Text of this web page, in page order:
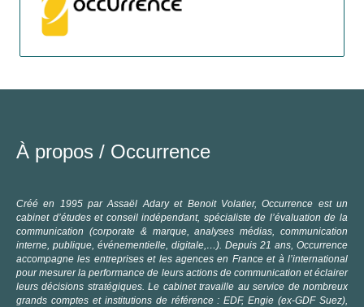
À propos / Occurrence
Créé en 1995 par Assaël Adary et Benoit Volatier, Occurrence est un
cabinet d’études et conseil indépendant, spécialiste de l’évaluation de la
communication (corporate & marque, analyses médias, communication
interne, publique, événementielle, digitale,…). Depuis 21 ans, Occurrence
accompagne les entreprises et les agences en France et à l’international
pour mesurer la performance de leurs actions de communication et éclairer
leurs décisions stratégiques. Le cabinet travaille au service de nombreux
grands comptes et institutions de référence : EDF, Engie (ex-GDF Suez),